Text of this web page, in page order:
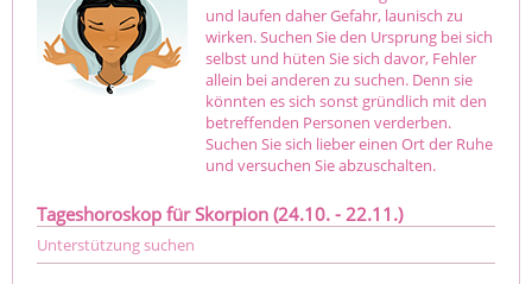
und laufen daher Gefahr, launisch zu
wirken. Suchen Sie den Ursprung bei sich
selbst und hüten Sie sich davor, Fehler
allein bei anderen zu suchen. Denn sie
könnten es sich sonst gründlich mit den
betreffenden Personen verderben.
Suchen Sie sich lieber einen Ort der Ruhe
und versuchen Sie abzuschalten.
Tageshoroskop für Skorpion (24.10. - 22.11.)
Unterstützung suchen